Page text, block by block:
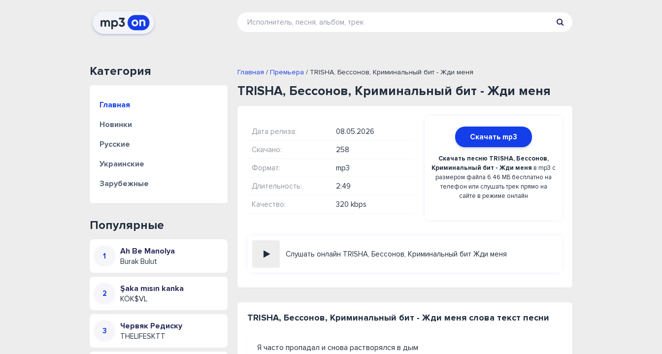
Категория
Главная
Новинки
Русские
Украинские
Зарубежные
Популярные
Ah Be Manolya
Burak Bulut
Şaka mısın kanka
KÖK$VL
Червяк Редиску
THELIFESKTT
Главная / Премьера / TRISHA, Бессонов, Криминальный бит - Жди меня
TRISHA, Бессонов, Криминальный бит - Жди меня
Дата релиза: 08.05.2026
Скачано: 258
Формат: mp3
Длительность: 2:49
Качество: 320 kbps
Скачать mp3
Скачать песню TRISHA, Бессонов,
Криминальный бит - Жди меня в mp3 с
размером файла 6.46 МБ бесплатно на
телефон или слушать трек прямо на
сайте в режиме онлайн
Слушать онлайн TRISHA, Бессонов, Криминальный бит Жди меня
TRISHA, Бессонов, Криминальный бит - Жди меня слова текст песни
Я часто пропадал и снова растворялся в дым